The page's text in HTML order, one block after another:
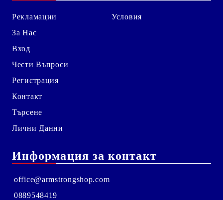
Рекламации
За Нас
Вход
Чести Въпроси
Регистрация
Контакт
Търсене
Лични Данни
Условия
Информация за контакт
office@armstrongshop.com
0889548419